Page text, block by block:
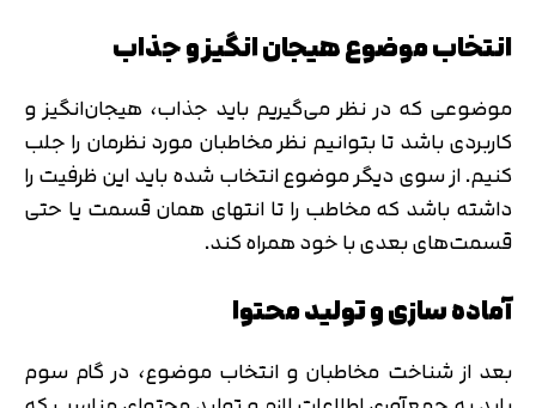
انتخاب موضوع هیجان انگیز و جذاب
موضوعی که در نظر می‌گیریم باید جذاب، هیجان‌انگیز و
کاربردی باشد تا بتوانیم نظر مخاطبان مورد نظرمان را جلب
کنیم. از سوی دیگر موضوع انتخاب شده باید این ظرفیت را
داشته باشد که مخاطب را تا انتهای همان قسمت یا حتی
قسمت‌های بعدی با خود همراه کند.
آماده سازی و تولید محتوا
بعد از شناخت مخاطبان و انتخاب موضوع، در گام سوم